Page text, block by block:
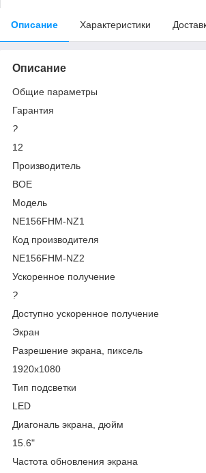
Описание Характеристики
Описание
Общие параметры
Гарантия
?
12
Производитель
BOE
Модель
NE156FHM-NZ1
Код производителя
NE156FHM-NZ2
Ускоренное получение
?
Доступно ускоренное получение
Экран
Разрешение экрана, пиксель
1920x1080
Тип подсветки
LED
Диагональ экрана, дюйм
15.6"
Частота обновления экрана